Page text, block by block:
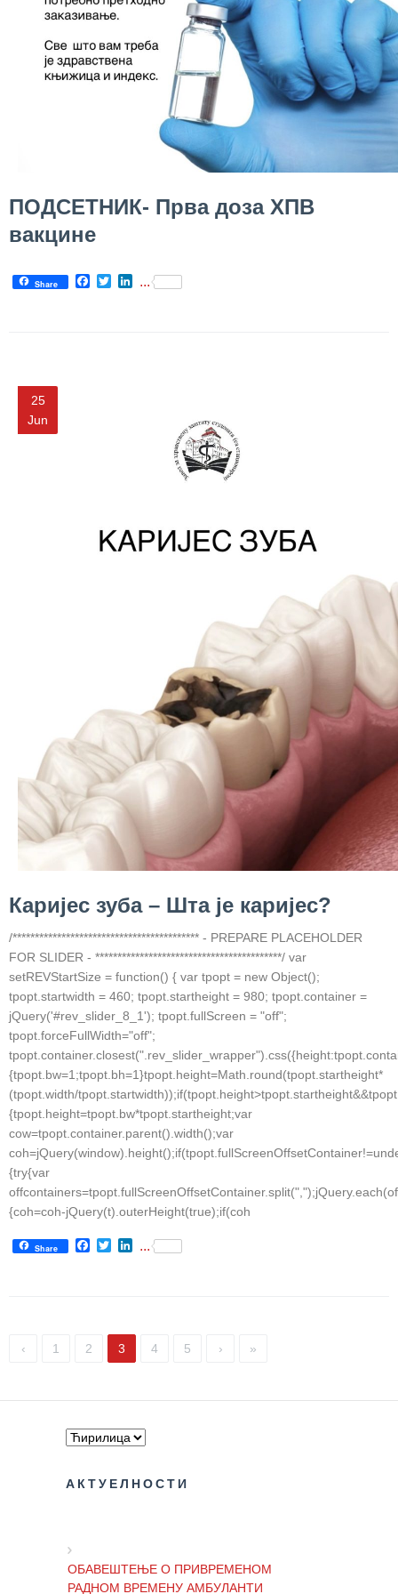
ПОДСЕТНИК- Прва доза ХПВ
вакцине
Share Facebook
TwitterLinkedIn
...
25
Jun
Каријес зуба – Шта је каријес?
/****************************************** - PREPARE PLACEHOLDER
FOR SLIDER - ******************************************/ var
setREVStartSize = function() { var tpopt = new Object();
tpopt.startwidth = 460; tpopt.startheight = 980; tpopt.container =
jQuery('#rev_slider_8_1'); tpopt.fullScreen = "off";
tpopt.forceFullWidth="off";
{tpopt.bw=1;tpopt.bh=1}tpopt.height=Math.round(tpopt.startheight*
(tpopt.width/
{tpopt.height=tpopt.bw*tpopt.startheight;var
cow=tpopt.container.parent().width();var
{try{var
{coh=coh-jQuery(t).outerHeight(true);if(coh
Share Facebook
TwitterLinkedIn
...
‹ 1 2 3 4 5 › »
АКТУЕЛНОСТИ
ОБАВЕШТЕЊЕ О ПРИВРЕМЕНОМ
РАДНОМ ВРЕМЕНУ АМБУЛАНТИ